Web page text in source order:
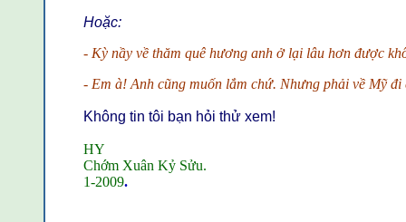
Hoặc:
- Kỳ nầy về thăm quê hương anh ở lại lâu hơn được
- Em à! Anh cũng muốn lắm chứ. Nhưng phải về Mỹ
Không tin tôi bạn hỏi thử xem!
HY
Chớm Xuân Kỷ Sửu.
1-2009.